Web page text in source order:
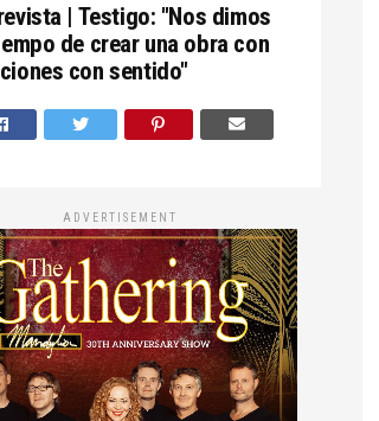
| Testigo: "Nos dimos
de crear una obra con
con sentido"
ADVERTISEMENT